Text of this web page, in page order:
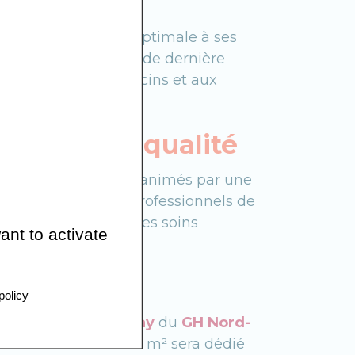
prise en charge optimale à ses
, la radiothérapie de dernière
aux médecins et aux
soins de qualité
et animés par une
et les autres professionnels de
, pour des soins
l’Hôpital Saclaydu GH Nord-
édifice de 29 000 m² sera dédié
to activate